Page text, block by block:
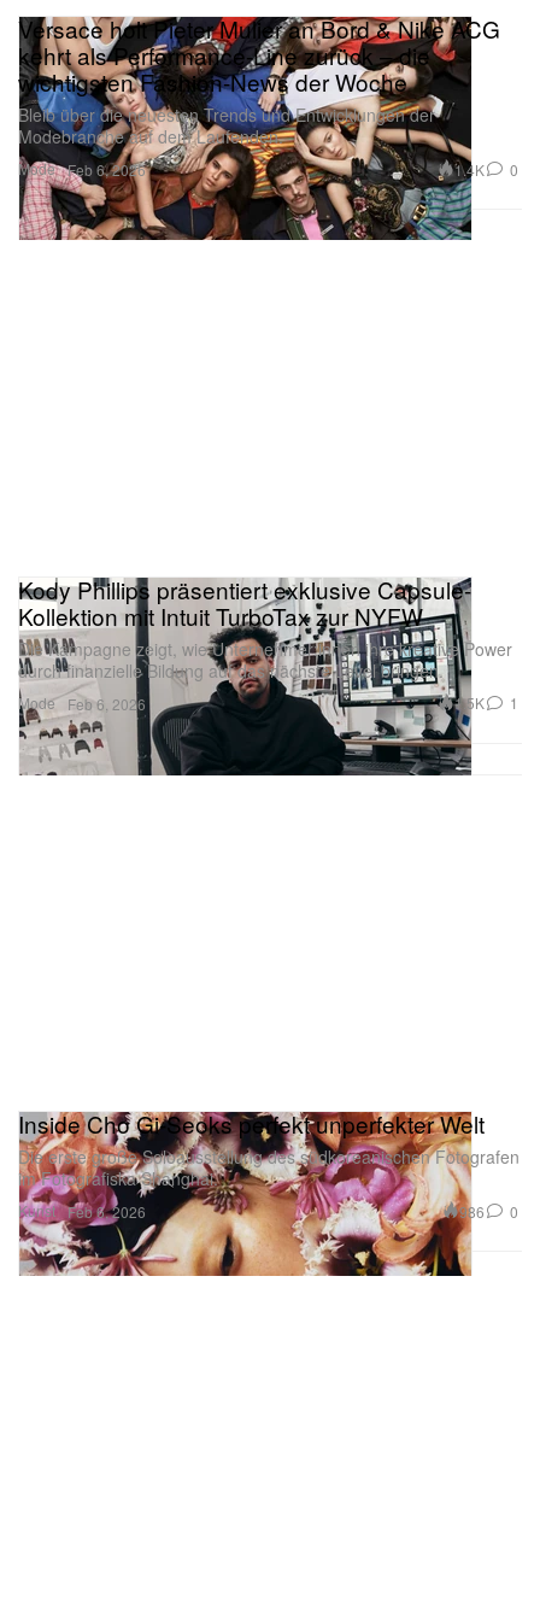
Mode
kehrt als Performance-Line zurück – die
wichtigsten Fashion-News der Woche
Bleib über die neuesten Trends und Entwicklungen der
Modebranche auf dem Laufenden.
Feb 6, 2026
Mode
Kollektion mit Intuit TurboTax zur NYFW
Die Kampagne zeigt, wie Unternehmer:innen ihre kreative Power
durch finanzielle Bildung auf das nächste Level bringen.
Feb 6, 2026 1.5K
Kunst
Die erste große Soloausstellung des südkoreanischen Fotografen
im Fotografiska Shanghai.
Feb 6, 2026 986